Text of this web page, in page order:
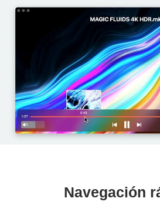
Navegación